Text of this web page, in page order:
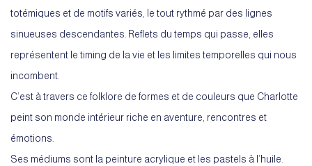
totémiques et de motifs variés, le tout rythmé par des lignes
sinueuses descendantes. Reflets du temps qui passe, elles
représentent le timing de la vie et les limites temporelles qui nous
incombent.
C’est à travers ce folklore de formes et de couleurs que Charlotte
peint son monde intérieur riche en aventure, rencontres et
émotions.
Ses médiums sont la peinture acrylique et les pastels à l’huile.